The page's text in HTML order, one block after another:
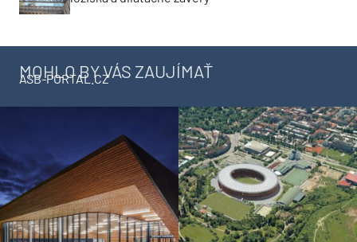
MOHLO BY VÁS ZAUJÍMAŤ
ASB-PORTAL.CZ